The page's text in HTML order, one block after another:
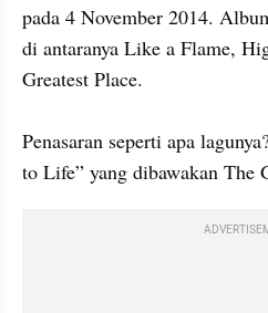
pada 4 November 2014.
di antaranya Like a Flame,
Greatest Place.
Penasaran seperti apa
to Life” yang dibawakan The